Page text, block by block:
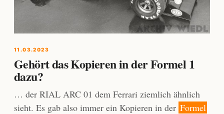
11.03.2023
Gehört das Kopieren in der Formel 1
dazu?
… der RIAL ARC 01 dem Ferrari ziemlich ähnlich
sieht. Es gab also immer ein Kopieren in der Formel